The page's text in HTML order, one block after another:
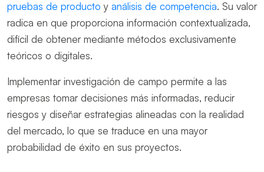
pruebas de producto y análisis de competencia. Su valor
radica en que proporciona información contextualizada,
difícil de obtener mediante métodos exclusivamente
teóricos o digitales.
Implementar investigación de campo permite a las
empresas tomar decisiones más informadas, reducir
riesgos y diseñar estrategias alineadas con la realidad
del mercado, lo que se traduce en una mayor
probabilidad de éxito en sus proyectos.